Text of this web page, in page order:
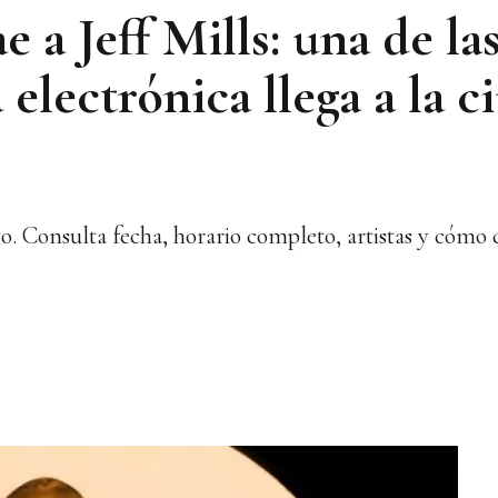
a Jeff Mills: una de
llega a la
Consulta fecha, horario completo, artistas y cómo